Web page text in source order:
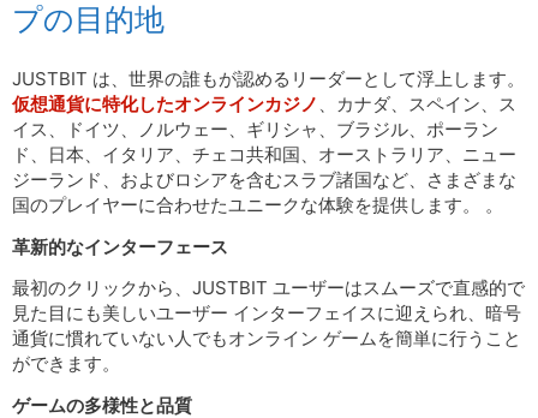
プの目的地
JUSTBIT は、世界の誰もが認めるリーダーとして浮上します。
仮想通貨に特化したオンラインカジノ 、カナダ、スペイン、ス
イス、ドイツ、ノルウェー、ギリシャ、ブラジル、ポーラン
ド、日本、イタリア、チェコ共和国、オーストラリア、ニュー
ジーランド、およびロシアを含むスラブ諸国など、さまざまな
国のプレイヤーに合わせたユニークな体験を提供します。 。
革新的なインターフェース
最初のクリックから、JUSTBIT ユーザーはスムーズで直感的で
見た目にも美しいユーザー インターフェイスに迎えられ、暗号
通貨に慣れていない人でもオンライン ゲームを簡単に行うこと
ができます。
ゲームの多様性と品質